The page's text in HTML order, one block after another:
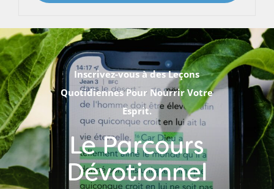
Inscrivez-vous à des Leçons
Quotidiennes Pour Nourrir Votre
Esprit.
Le Parcours
Dévotionnel